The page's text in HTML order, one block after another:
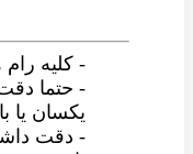
- کلیه
- حتما دقت
یکسان یا
- دقت